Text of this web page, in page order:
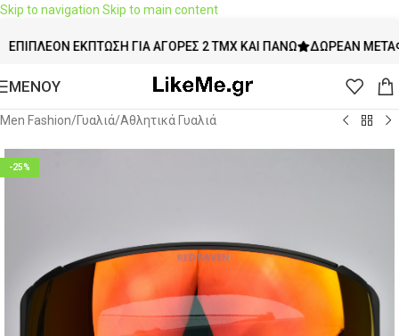
Skip to navigation Skip to main content
ΈΚΠΤΩΣΗ ΓΙΑ ΑΓΟΡΈΣ 2 ΤΜΧ ΚΑΙ ΠΆΝΩ ΔΩΡΕΆΝ ΜΕΤΑΦΟΡΙΚΆ
ΜΕΝΟΥ
Men Fashion/Γυαλιά/Αθλητικά Γυαλιά
-25%